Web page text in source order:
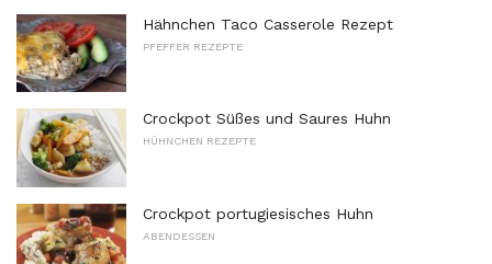
Hähnchen Taco Casserole Rezept
PFEFFER REZEPTE
Crockpot Süßes und Saures Huhn
HÜHNCHEN REZEPTE
Crockpot portugiesisches Huhn
ABENDESSEN